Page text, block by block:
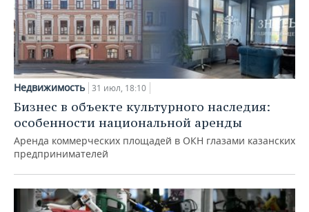
Недвижимость 31 июл, 18:10
Бизнес в объекте культурного наследия:
особенности национальной аренды
Аренда коммерческих площадей в ОКН глазами казанских
предпринимателей